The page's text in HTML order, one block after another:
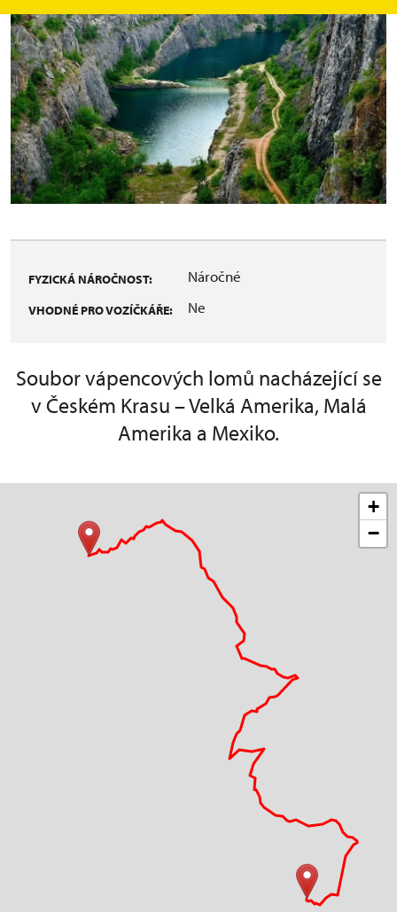
FYZICKÁ NÁROČNOST: Náročné
VHODNÉ PRO VOZÍČKÁŘE: Ne
Soubor vápencových lomů nacházející se
v Českém Krasu – Velká Amerika, Malá
Amerika a Mexiko.
+
−